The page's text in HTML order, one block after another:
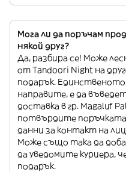
Мога ли да поръчам
някой друг?
Да, разбира се! Може
от Tandoori Night на
подарък.
направите, е да
доставка в гр. Magaluf
потвърдите
данни за контакт на
Може също така да
да уведомите куриера,
подарък.